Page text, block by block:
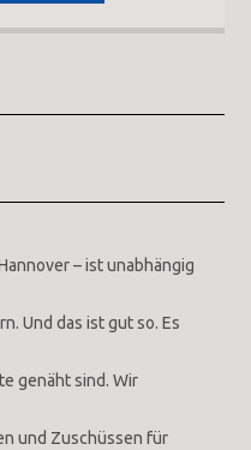
– ist unabhängig
Und das ist gut so. Es
genäht sind. Wir
und Zuschüssen für